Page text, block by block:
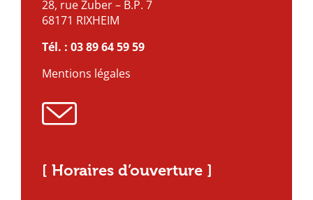
28, rue Zuber – B.P. 7
68171 RIXHEIM
Tél. : 03 89 64 59 59
Mentions légales
[ Horaires d’ouverture ]